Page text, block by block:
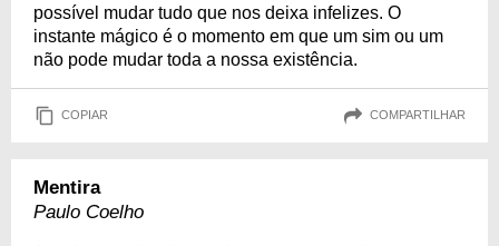
possível mudar tudo que nos deixa infelizes. O
instante mágico é o momento em que um sim ou um
não pode mudar toda a nossa existência.
COPIAR COMPARTILHAR
Mentira
Paulo Coelho